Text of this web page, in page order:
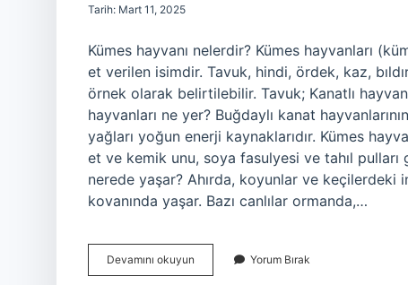
Tarih: Mart 11, 2025
Kümes hayvanı nelerdir? Kümes hayvanları
et verilen isimdir. Tavuk, hindi, ördek, kaz,
örnek olarak belirtilebilir. Tavuk; Kanatlı
hayvanları ne yer? Buğdaylı kanat
yağları yoğun enerji kaynaklarıdır. Kümes
et ve kemik unu, soya fasulyesi ve tahıl pulları
nerede yaşar? Ahırda, koyunlar ve keçilerdeki
kovanında yaşar. Bazı canlılar ormanda,…
Devamını okuyun
Hayvanlarının
Yorum Bırak